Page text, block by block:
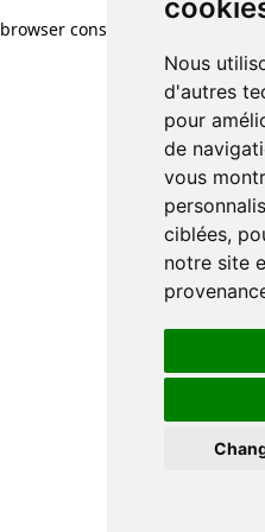
Nous
d'autres
pour
de
vous
ciblées,
notre site
browser console for more